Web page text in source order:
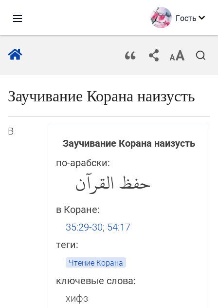
Гость
Заучивание Корана наизусть
Заучивание Корана наизусть
по-арабски:
حفظ القرآن
в Коране:
35:29-30; 54:17
теги:
Чтение Корана
ключевые слова:
хифз
В